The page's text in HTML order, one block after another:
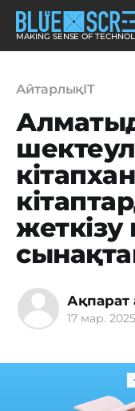
MAKING SENSE OF
АйтарлықIT
жеткізу
Ақпарат
17 мар.